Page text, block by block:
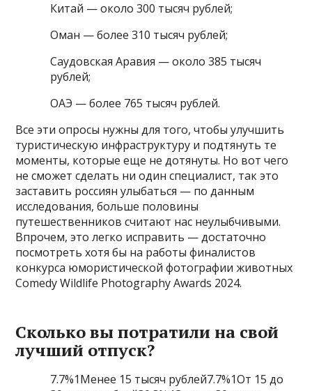
Китай — около 300 тысяч рублей;
Оман — более 310 тысяч рублей;
Саудовская Аравия — около 385 тысяч
рублей;
ОАЭ — более 765 тысяч рублей.
Все эти опросы нужны для того, чтобы улучшить
туристическую инфраструктуру и подтянуть те
моменты, которые еще не дотянуты. Но вот чего
не сможет сделать ни один специалист, так это
заставить россиян улыбаться — по данным
исследования, больше половины
путешественников считают нас неулыбчивыми.
Впрочем, это легко исправить — достаточно
посмотреть хотя бы на работы финалистов
конкурса юмористической фотографии животных
Comedy Wildlife Photography Awards 2024.
Сколько вы потратили на свой
лучший отпуск?
7.7%1Менее 15 тысяч рублей7.7%1От 15 до